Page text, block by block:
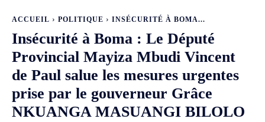
ACCUEIL POLITIQUE INSÉCURITÉ À BOMA...
Insécurité à Boma : Le Député
Provincial Mayiza Mbudi Vincent
de Paul salue les mesures urgentes
prise par le gouverneur Grâce
NKUANGA MASUANGI BILOLO